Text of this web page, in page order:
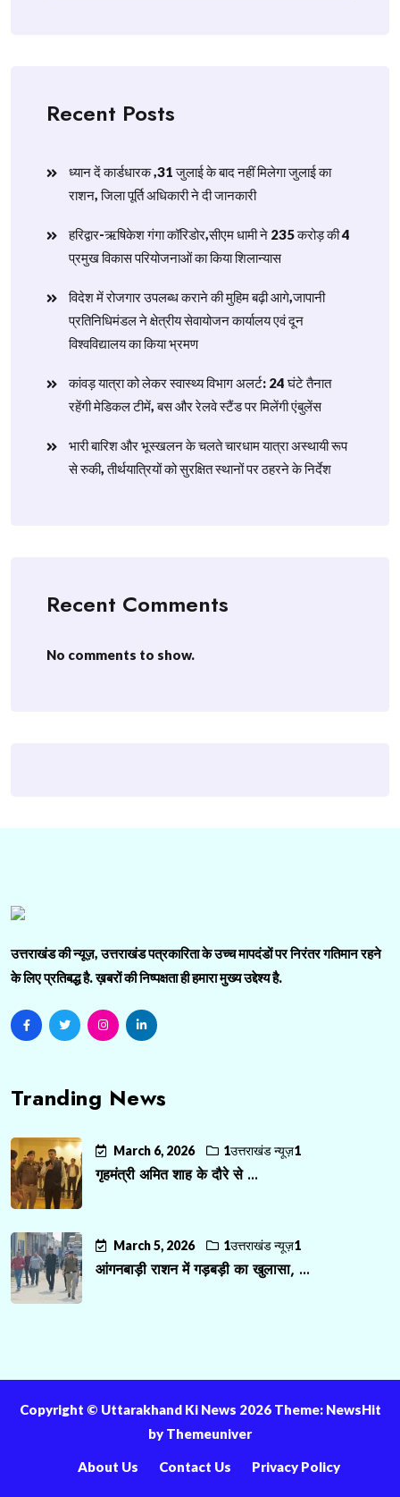
Recent Posts
ध्यान दें कार्डधारक ,31 जुलाई के बाद नहीं मिलेगा जुलाई का
राशन, जिला पूर्ति अधिकारी ने दी जानकारी
हरिद्वार-ऋषिकेश गंगा कॉरिडोर,सीएम धामी ने 235 करोड़ की 4
प्रमुख विकास परियोजनाओं का किया शिलान्यास
विदेश में रोजगार उपलब्ध कराने की मुहिम बढ़ी आगे,जापानी
प्रतिनिधिमंडल ने क्षेत्रीय सेवायोजन कार्यालय एवं दून
विश्वविद्यालय का किया भ्रमण
​कांवड़ यात्रा को लेकर स्वास्थ्य विभाग अलर्ट: 24 घंटे तैनात
रहेंगी मेडिकल टीमें, बस और रेलवे स्टैंड पर मिलेंगी एंबुलेंस
​भारी बारिश और भूस्खलन के चलते चारधाम यात्रा अस्थायी रूप
से रुकी, तीर्थयात्रियों को सुरक्षित स्थानों पर ठहरने के निर्देश
Recent Comments
No comments to show.
उत्तराखंड की न्यूज़, उत्तराखंड पत्रकारिता के उच्च मापदंडों पर निरंतर गतिमान रहने
के लिए प्रतिबद्ध है. ख़बरों की निष्पक्षता ही हमारा मुख्य उद्देश्य है.
Tranding News
March 6, 2026 1उत्तराखंड न्यूज़1
गृहमंत्री अमित शाह के दौरे से ...
March 5, 2026 1उत्तराखंड न्यूज़1
आंगनबाड़ी राशन में गड़बड़ी का खुलासा, ...
Copyright ©️ Uttarakhand Ki News 2026 Theme: NewsHit
by Themeuniver
About Us Contact Us Privacy Policy